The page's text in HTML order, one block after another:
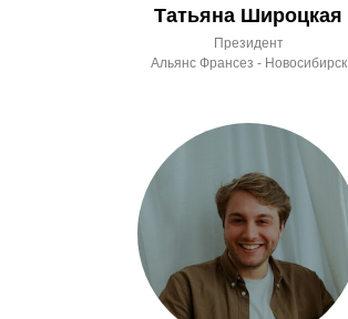
Татьяна Широцкая
Президент
Альянс Франсез - Новосибирск